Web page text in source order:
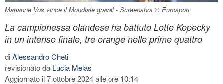
Marianne Vos vince il Mondiale gravel - Screenshot © Eurosport
La campionessa olandese ha battuto Lotte Kopecky
in un intenso finale, tre orange nelle prime quattro
diAlessandro Cheti
revisionato da Lucia Melas
Aggiornato il 7 ottobre 2024 alle ore 10:14